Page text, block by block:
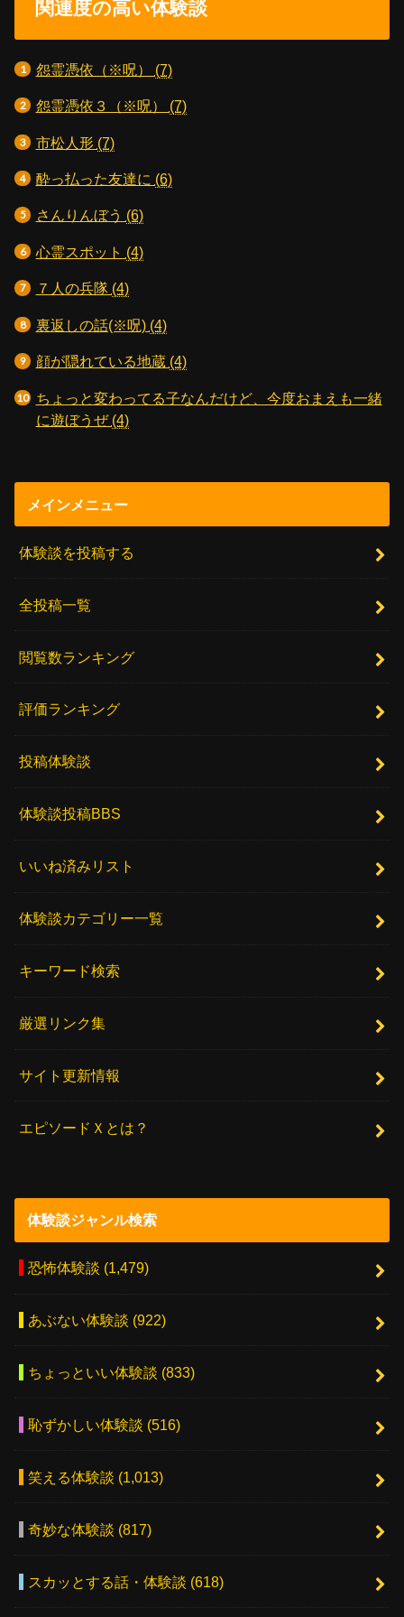
関連度の高い体験談
怨霊憑依（※呪） (7)
怨霊憑依３（※呪） (7)
市松人形 (7)
酔っ払った友達に (6)
さんりんぼう (6)
心霊スポット (4)
７人の兵隊 (4)
裏返しの話(※呪) (4)
顔が隠れている地蔵 (4)
ちょっと変わってる子なんだけど、今度おまえも一緒
に遊ぼうぜ (4)
メインメニュー
体験談を投稿する
全投稿一覧
閲覧数ランキング
評価ランキング
投稿体験談
体験談投稿BBS
いいね済みリスト
体験談カテゴリー一覧
キーワード検索
厳選リンク集
サイト更新情報
エピソードＸとは？
体験談ジャンル検索
恐怖体験談 (1,479)
あぶない体験談 (922)
ちょっといい体験談 (833)
恥ずかしい体験談 (516)
笑える体験談 (1,013)
奇妙な体験談 (817)
スカッとする話・体験談 (618)